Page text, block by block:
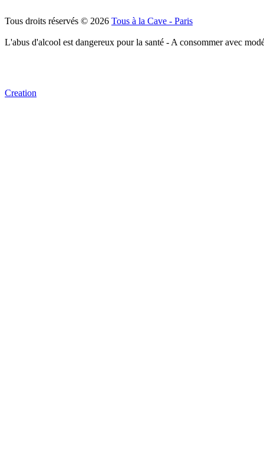
Tous droits réservés © 2026 Tous à la Cave - Paris
L'abus d'alcool est dangereux pour la santé - A consommer avec
Creation